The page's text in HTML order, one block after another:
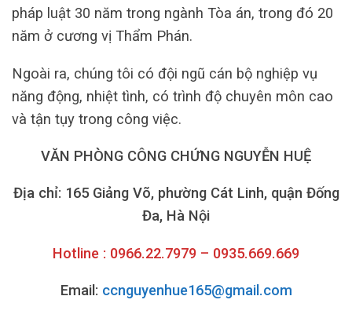
pháp luật 30 năm trong ngành Tòa án, trong đó 20
năm ở cương vị Thẩm Phán.
Ngoài ra, chúng tôi có đội ngũ cán bộ nghiệp vụ
năng động, nhiệt tình, có trình độ chuyên môn cao
và tận tụy trong công việc.
VĂN PHÒNG CÔNG CHỨNG NGUYỄN HUỆ
Địa chỉ: 165 Giảng Võ, phường Cát Linh, quận Đống
Đa, Hà Nội
Hotline : 0966.22.7979 – 0935.669.669
Email: ccnguyenhue165@gmail.com